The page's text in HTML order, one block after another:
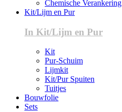
Chemische Verankering
Kit/Lijm en Pur
In Kit/Lijm en Pur
Kit
Pur-Schuim
Lijmkit
Kit/Pur Spuiten
Tuitjes
Bouwfolie
Sets